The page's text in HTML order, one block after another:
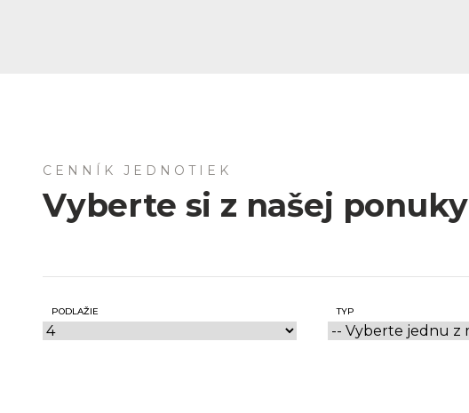
CENNÍK JEDNOTIEK
Vyberte si z našej ponuky
PODLAŽIE TYP